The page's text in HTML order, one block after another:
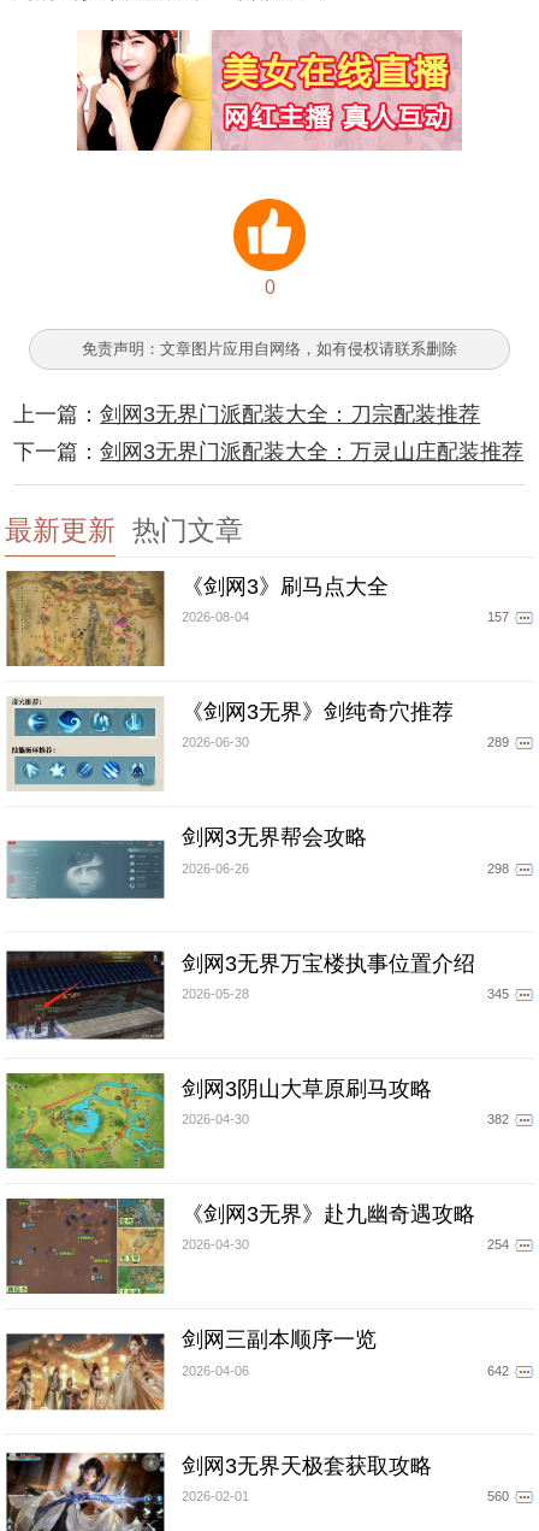
0
免责声明：文章图片应用自网络，如有侵权请联系删除
上一篇：剑网3无界门派配装大全：刀宗配装推荐
下一篇：剑网3无界门派配装大全：万灵山庄配装推荐
最新更新 热门文章
《剑网3》刷马点大全
2026-08-04 157
《剑网3无界》剑纯奇穴推荐
2026-06-30 289
剑网3无界帮会攻略
2026-06-26 298
剑网3无界万宝楼执事位置介绍
2026-05-28 345
剑网3阴山大草原刷马攻略
2026-04-30 382
《剑网3无界》赴九幽奇遇攻略
2026-04-30 254
剑网三副本顺序一览
2026-04-06 642
剑网3无界天极套获取攻略
2026-02-01 560